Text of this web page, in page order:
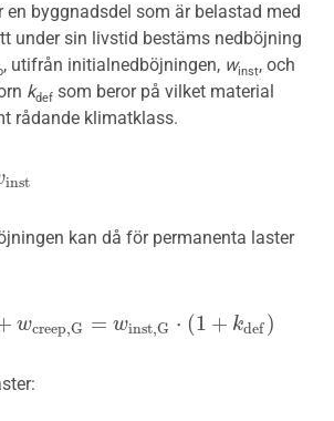
en byggnadsdel som är belastad med
under sin livstid bestäms nedböjning
, utifrån initialnedböjningen, winst, och
kdef som beror på vilket material
rådande klimatklass.
inst
t
kan då för permanenta laster
wcreep,G = winst,G ⋅ (1 + kdef )
re ep,G=win st, G⋅(1+kd f )